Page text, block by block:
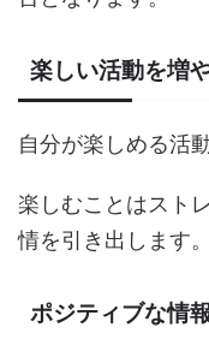
楽しい活動を増
自分が楽しめる活
楽しむことはスト
情を引き出します。
ポジティブな情